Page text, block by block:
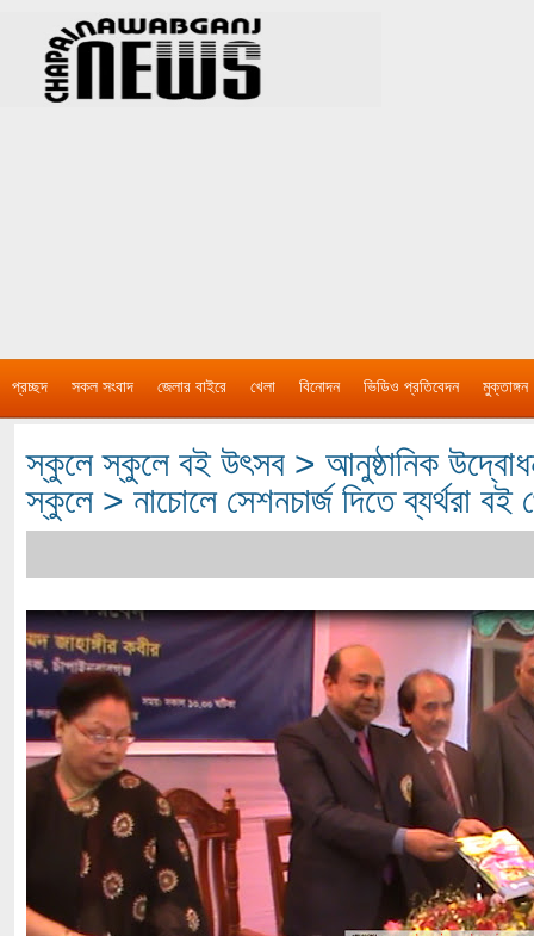
প্রচ্ছদ সকল সংবাদ জেলার বাইরে খেলা বিনোদন ভিডিও প্রতিবেদন মুক্তাঙ্গন
স্কুলে স্কুলে বই উৎসব > আনুষ্ঠানিক
স্কুলে > নাচোলে সেশনচার্জ দিতে ব্যর্থরা বই